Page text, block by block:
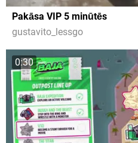
Pakāsa VIP 5 minūtēs
gustavito_lessgo
0:30